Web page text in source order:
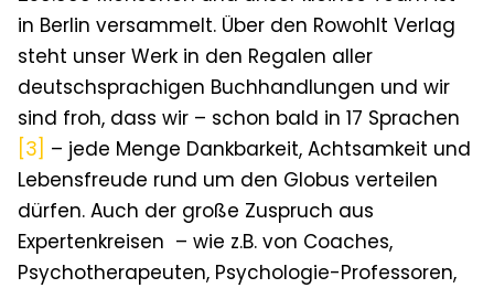
in Berlin versammelt. Über den Rowohlt Verlag
steht unser Werk in den Regalen aller
deutschsprachigen Buchhandlungen und wir
sind froh, dass wir – schon bald in 17 Sprachen
[3] – jede Menge Dankbarkeit, Achtsamkeit und
Lebensfreude rund um den Globus verteilen
dürfen. Auch der große Zuspruch aus
Expertenkreisen – wie z.B. von Coaches,
Psychotherapeuten, Psychologie-Professoren,